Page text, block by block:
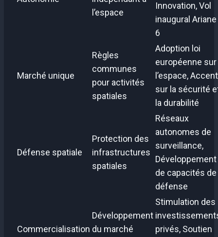
l’espace
Innovation, Vol
inaugural Ariane
6
Marché unique
Règles
communes
pour activités
spatiales
Adoption loi
européenne sur
l’espace, Accent
sur la sécurité
la durabilité
Défense spatiale
Protection des
infrastructures
spatiales
Réseaux
autonomes de
surveillance,
Développement
de capacités de
défense
Commercialisation
Développement
du marché
Stimulation des
privés, Soutien